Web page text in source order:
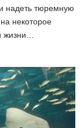
надеть тюремную
некоторое